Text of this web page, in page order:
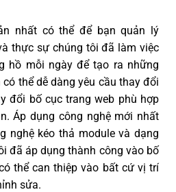
nhất có thể để bạn quản lý
thực sự chúng tôi đã làm việc
hồ mỗi ngày để tạo ra những
thể dễ dàng yêu cầu thay đổi
đổi bố cục trang web phù hợp
Áp dụng công nghệ mới nhất
nghệ kéo thả module và dạng
đã áp dụng thành công vào bố
thể can thiệp vào bất cứ vị trí
sửa.